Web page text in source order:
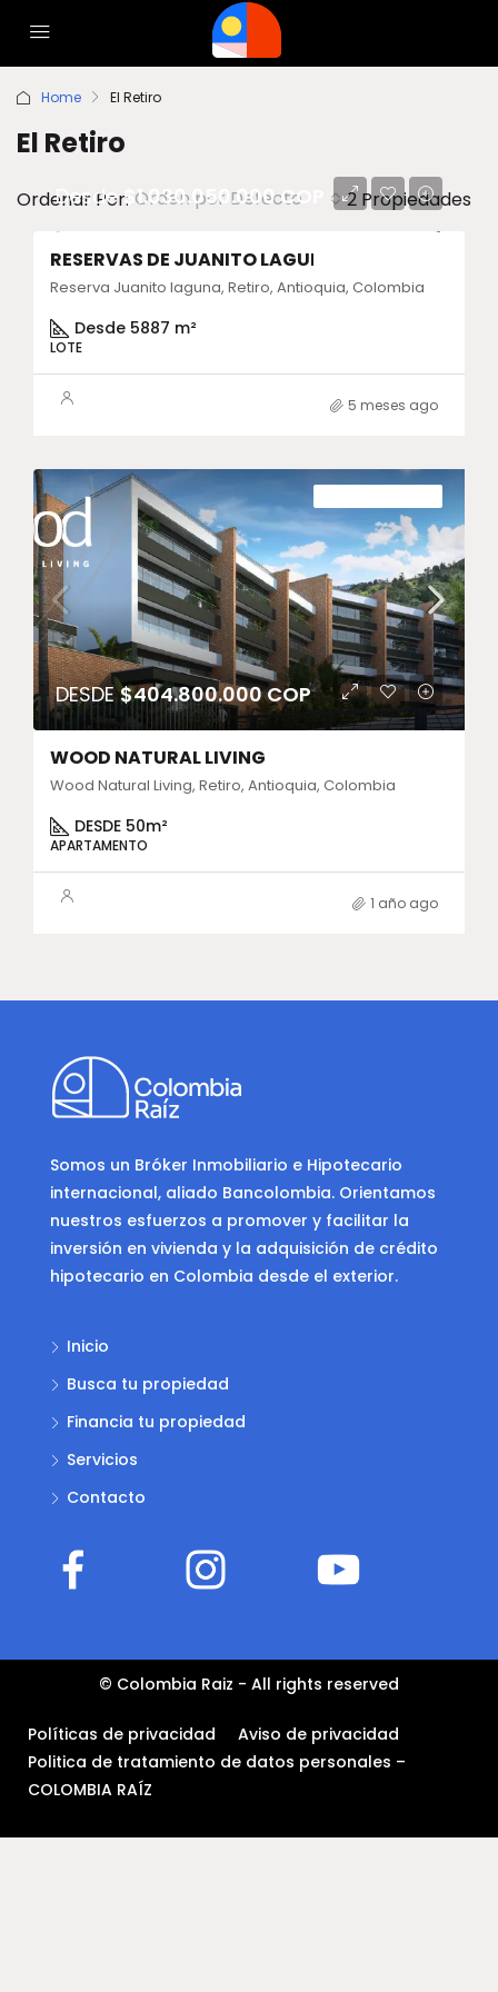
Home El Retiro
El Retiro
2 Propiedades
Ordenar Por: Orden por Defecto
Desde$1.030.050.000 COP
RESERVAS DE JUANITO LAGUNA
Reserva Juanito laguna, Retiro, Antioquia, Colombia
Desde 5887 m²
LOTE
5 meses ago
DESDE$404.800.000 COP
WOOD NATURAL LIVING
Wood Natural Living, Retiro, Antioquia, Colombia
DESDE 50m²
APARTAMENTO
1 año ago
Somos un Bróker Inmobiliario e Hipotecario
internacional, aliado Bancolombia. Orientamos
nuestros esfuerzos a promover y facilitar la
inversión en vivienda y la adquisición de crédito
hipotecario en Colombia desde el exterior.
Inicio
Busca tu propiedad
Financia tu propiedad
Servicios
Contacto
© Colombia Raiz - All rights reserved
Políticas de privacidad
Aviso de privacidad
Politica de tratamiento de datos personales –
COLOMBIA RAÍZ